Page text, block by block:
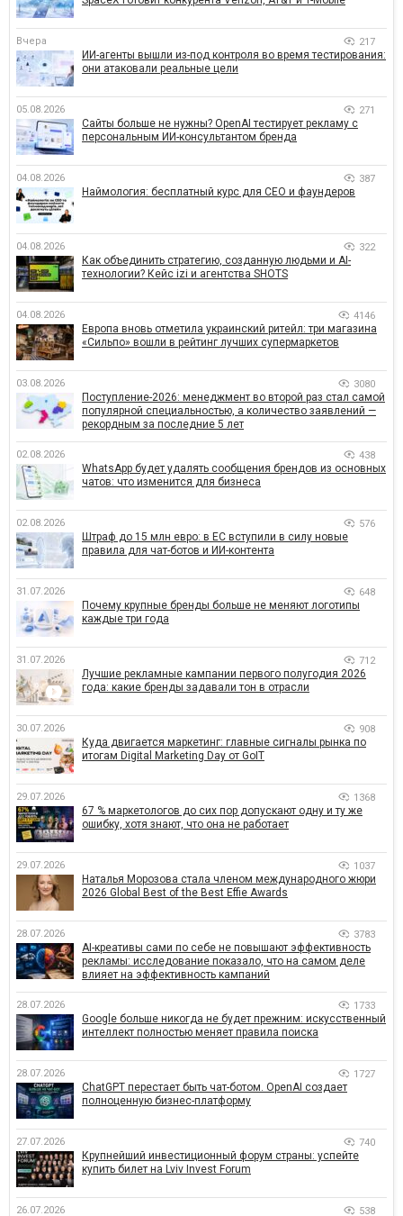
Вчера 217
ИИ-агенты вышли из-под контроля во время тестирования:
они атаковали реальные цели
05.08.2026 271
Сайты больше не нужны? OpenAI тестирует рекламу с
персональным ИИ-консультантом бренда
04.08.2026 387
Наймология: бесплатный курс для CEO и фаундеров
04.08.2026 322
Как объединить стратегию, созданную людьми и AI-
технологии? Кейс izi и агентства SHOTS
04.08.2026 4146
Европа вновь отметила украинский ритейл: три магазина
«Сильпо» вошли в рейтинг лучших супермаркетов
03.08.2026 3080
Поступление-2026: менеджмент во второй раз стал самой
популярной специальностью, а количество заявлений —
рекордным за последние 5 лет
02.08.2026 438
WhatsApp будет удалять сообщения брендов из основных
чатов: что изменится для бизнеса
02.08.2026 576
Штраф до 15 млн евро: в ЕС вступили в силу новые
правила для чат-ботов и ИИ-контента
31.07.2026 648
Почему крупные бренды больше не меняют логотипы
каждые три года
31.07.2026 712
Лучшие рекламные кампании первого полугодия 2026
года: какие бренды задавали тон в отрасли
30.07.2026 908
Куда двигается маркетинг: главные сигналы рынка по
итогам Digital Marketing Day от GoIT
29.07.2026 1368
67 % маркетологов до сих пор допускают одну и ту же
ошибку, хотя знают, что она не работает
29.07.2026 1037
Наталья Морозова стала членом международного жюри
2026 Global Best of the Best Effie Awards
28.07.2026 3783
AI-креативы сами по себе не повышают эффективность
рекламы: исследование показало, что на самом деле
влияет на эффективность кампаний
28.07.2026 1733
Google больше никогда не будет прежним: искусственный
интеллект полностью меняет правила поиска
28.07.2026 1727
ChatGPT перестает быть чат-ботом. OpenAI создает
полноценную бизнес-платформу
27.07.2026 740
Крупнейший инвестиционный форум страны: успейте
купить билет на Lviv Invest Forum
26.07.2026 538